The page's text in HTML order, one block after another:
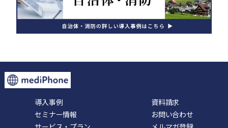
導入事例
セミナー情報
資料請求
お問い合わせ